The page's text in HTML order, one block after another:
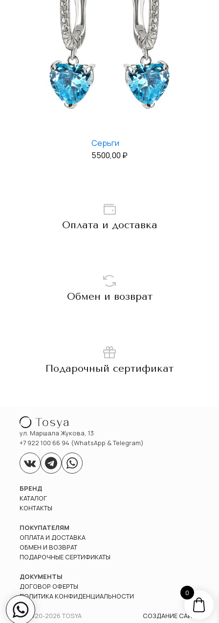
Серьги
5500,00 ₽
Оплата и доставка
Обмен и возврат
Подарочный сертификат
ул. Маршала Жукова, 13
+7 922 100 66 94 (WhatsApp & Telegram)
БРЕНД
КАТАЛОГ
КОНТАКТЫ
ПОКУПАТЕЛЯМ
ОПЛАТА И ДОСТАВКА
ОБМЕН И ВОЗВРАТ
ПОДАРОЧНЫЕ СЕРТИФИКАТЫ
ДОКУМЕНТЫ
ДОГОВОР ОФЕРТЫ
ПОЛИТИКА КОНФИДЕНЦИАЛЬНОСТИ
© 2020-2026 TOSYA СОЗДАНИЕ САЙТА
0